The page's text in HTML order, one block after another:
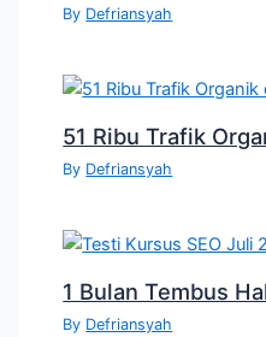
By Defriansyah
51 Ribu Trafik
By Defriansyah
1 Bulan Tembus
By Defriansyah